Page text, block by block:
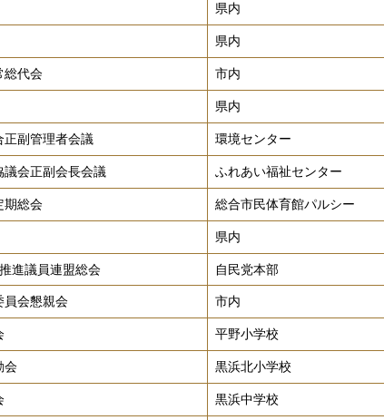
県内
県内
総代会 市内
県内
正副管理者会議 環境センター
議会正副会長会議 ふれあい福祉センター
期総会 総合市民体育館パルシー
県内
進議員連盟総会 自民党本部
員会懇親会 市内
平野小学校
会 黒浜北小学校
黒浜中学校